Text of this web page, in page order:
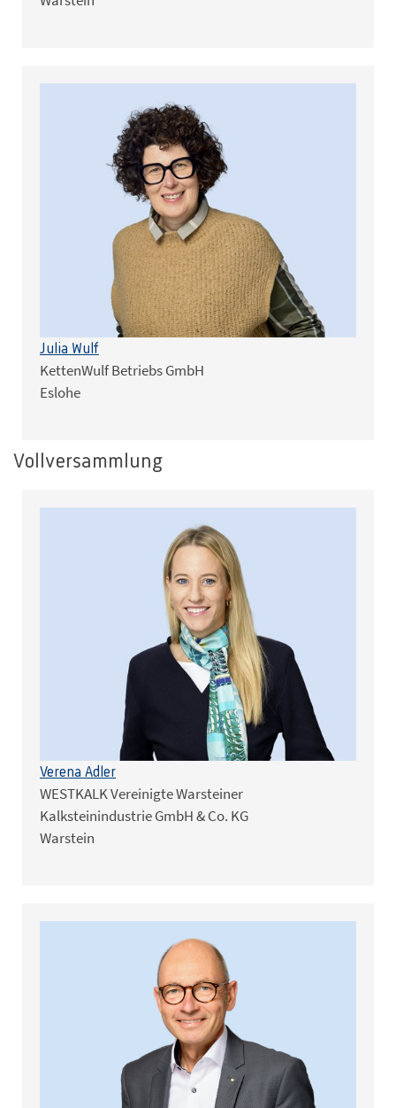
Julia Wulf
KettenWulf Betriebs GmbH
Eslohe
Vollversammlung
Verena Adler
WESTKALK Vereinigte Warsteiner
Kalksteinindustrie GmbH & Co. KG
Warstein